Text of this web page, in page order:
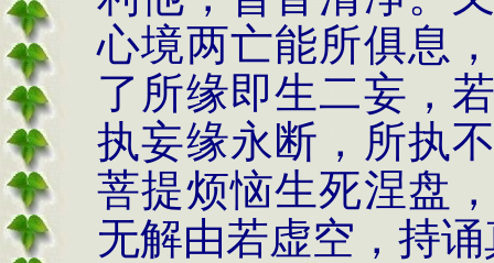
心境两亡能所俱息
了所缘即生二妄，
执妄缘永断，所执
菩提烦恼生死涅盘
无解由若虚空，持